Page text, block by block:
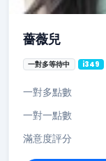
薔薇兒
一對多等待中 i349
一對多點數
一對一點數
滿意度評分